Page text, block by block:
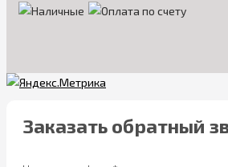
Заказать обратный